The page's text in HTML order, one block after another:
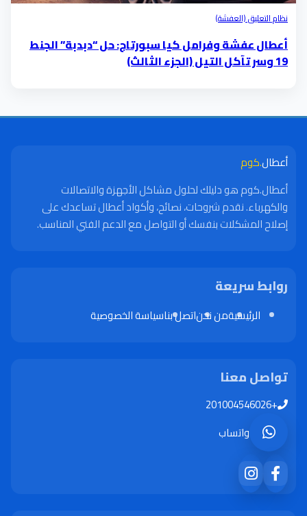
نظام التعليق (العفشة)
أعطال عفشة وفرامل كيا سبورتاج: حل “دبدبة” الجنط
19 وسر تآكل التيل (الجزء الثالث)
أعطال.كوم
أعطال.كوم هو دليلك لحلول مشاكل الأجهزة والاتصالات
والكهرباء. نقدم شروحات، نصائح، وأكواد أعطال تساعدك على
إصلاح المشكلات بنفسك أو التواصل مع الدعم الفني المناسب.
روابط سريعة
الرئيسيةمن نحناتصل بناسياسة الخصوصية
تواصل معنا
+201004546026
واتساب